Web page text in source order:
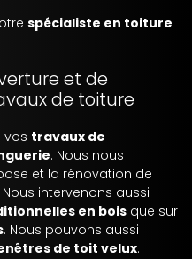
spécialiste en toiture
et de
de toiture
vos travaux de
. Nous nous
et la rénovation de
Nous intervenons aussi
en bois que sur
. Nous pouvons aussi
de toit velux.